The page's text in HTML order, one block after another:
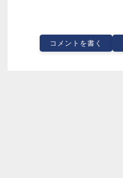
コメントを書く